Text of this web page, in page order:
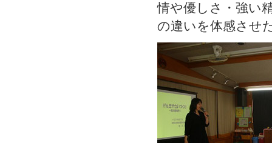
情や優しさ・強い
の違いを体感させ